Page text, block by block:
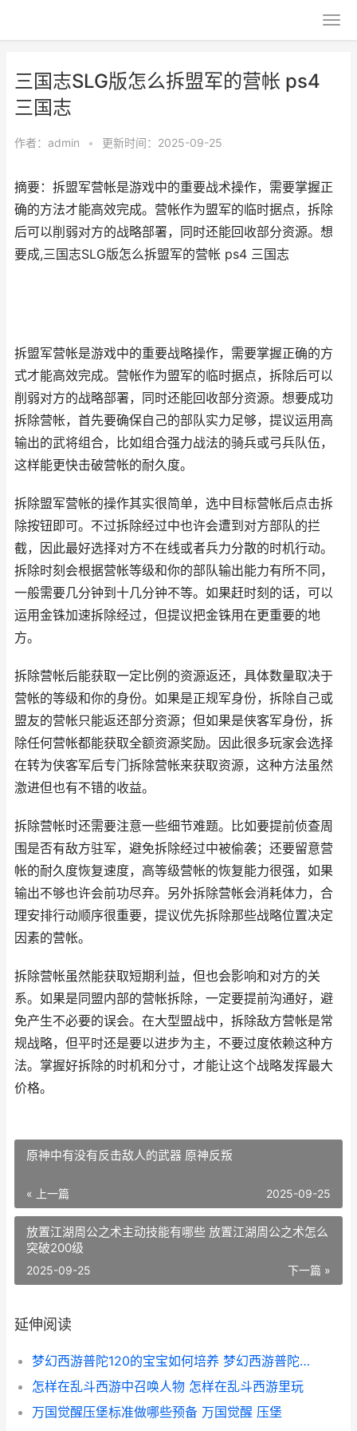
三国志SLG版怎么拆盟军的营帐 ps4
三国志
作者： admin • 更新时间：2025-09-25
摘要：拆盟军营帐是游戏中的重要战术操作，需要掌握正
确的方法才能高效完成。营帐作为盟军的临时据点，拆除
后可以削弱对方的战略部署，同时还能回收部分资源。想
要成,三国志SLG版怎么拆盟军的营帐 ps4 三国志
拆盟军营帐是游戏中的重要战略操作，需要掌握正确的方
式才能高效完成。营帐作为盟军的临时据点，拆除后可以
削弱对方的战略部署，同时还能回收部分资源。想要成功
拆除营帐，首先要确保自己的部队实力足够，提议运用高
输出的武将组合，比如组合强力战法的骑兵或弓兵队伍，
这样能更快击破营帐的耐久度。
拆除盟军营帐的操作其实很简单，选中目标营帐后点击拆
除按钮即可。不过拆除经过中也许会遭到对方部队的拦
截，因此最好选择对方不在线或者兵力分散的时机行动。
拆除时刻会根据营帐等级和你的部队输出能力有所不同，
一般需要几分钟到十几分钟不等。如果赶时刻的话，可以
运用金铢加速拆除经过，但提议把金铢用在更重要的地
方。
拆除营帐后能获取一定比例的资源返还，具体数量取决于
营帐的等级和你的身份。如果是正规军身份，拆除自己或
盟友的营帐只能返还部分资源；但如果是侠客军身份，拆
除任何营帐都能获取全额资源奖励。因此很多玩家会选择
在转为侠客军后专门拆除营帐来获取资源，这种方法虽然
激进但也有不错的收益。
拆除营帐时还需要注意一些细节难题。比如要提前侦查周
围是否有敌方驻军，避免拆除经过中被偷袭；还要留意营
帐的耐久度恢复速度，高等级营帐的恢复能力很强，如果
输出不够也许会前功尽弃。另外拆除营帐会消耗体力，合
理安排行动顺序很重要，提议优先拆除那些战略位置决定
因素的营帐。
拆除营帐虽然能获取短期利益，但也会影响和对方的关
系。如果是同盟内部的营帐拆除，一定要提前沟通好，避
免产生不必要的误会。在大型盟战中，拆除敌方营帐是常
规战略，但平时还是要以进步为主，不要过度依赖这种方
法。掌握好拆除的时机和分寸，才能让这个战略发挥最大
价格。
原神中有没有反击敌人的武器 原神反叛
« 上一篇 2025-09-25
放置江湖周公之术主动技能有哪些 放置江湖周公之术怎么
突破200级
下一篇 »
2025-09-25
延伸阅读
梦幻西游普陀120的宝宝如何培养 梦幻西游普陀129厉害吗
怎样在乱斗西游中召唤人物 怎样在乱斗西游里玩
万国觉醒压堡标准做哪些预备 万国觉醒 压堡